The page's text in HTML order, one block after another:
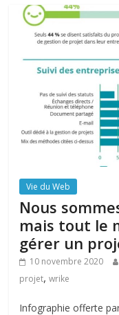
Vie du Web
Nous
mais tout le
gérer un
10 novembre 2020
projet,wrike
Infographie offerte